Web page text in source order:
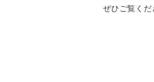
ぜひご覧くだ